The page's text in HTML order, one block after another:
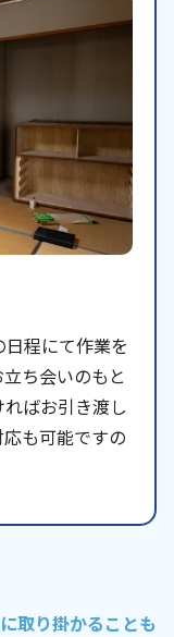
程にて作業を
ち会いのもと
ばお引き渡し
も可能ですの
取り掛かることも